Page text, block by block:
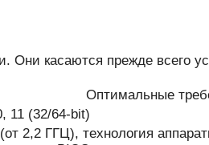
Они касаются прежде всего
Оптимальные
11 (32/64-bit)
2,2 ГГЦ), технология